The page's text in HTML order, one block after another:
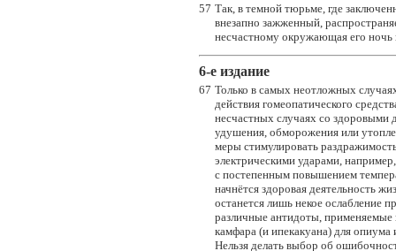
57 Так, в темной тюрьме, где
внезапно зажженный,
несчастному окружающая его
6-e издание
67 Только в самых неотложных
действия гомеопатического
несчастных случаях со здоровыми
удушения, обморожения или
меры стимулировать
электрическими ударами,
с постепенным повышением
начнётся здоровая деятельность
останется лишь некое ослабление
различные антидоты, применяемые
камфара (и ипекакуана) для опиума
Нельзя делать выбор об